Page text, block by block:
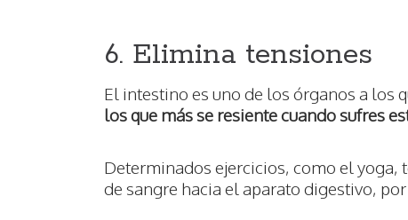
6. Elimina tensiones
El intestino es uno de los órganos a los
los que más se resiente cuando sufres
Determinados ejercicios, como el yoga,
de sangre hacia el aparato digestivo,